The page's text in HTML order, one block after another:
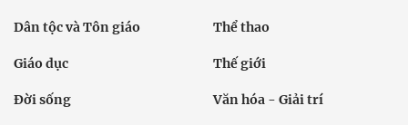
Dân tộc và Tôn giáo Thể thao
Giáo dục Thế giới
Đời sống Văn hóa - Giải trí